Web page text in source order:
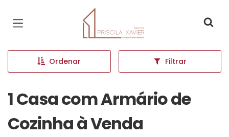
Página inicial
Ordenar Filtrar
1 Casa com Armário de
Cozinha à Venda